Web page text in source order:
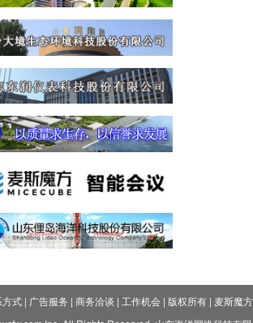
式| 广告服务 | 商务洽谈 | 工作机会| 版权所有| 麦斯魔方